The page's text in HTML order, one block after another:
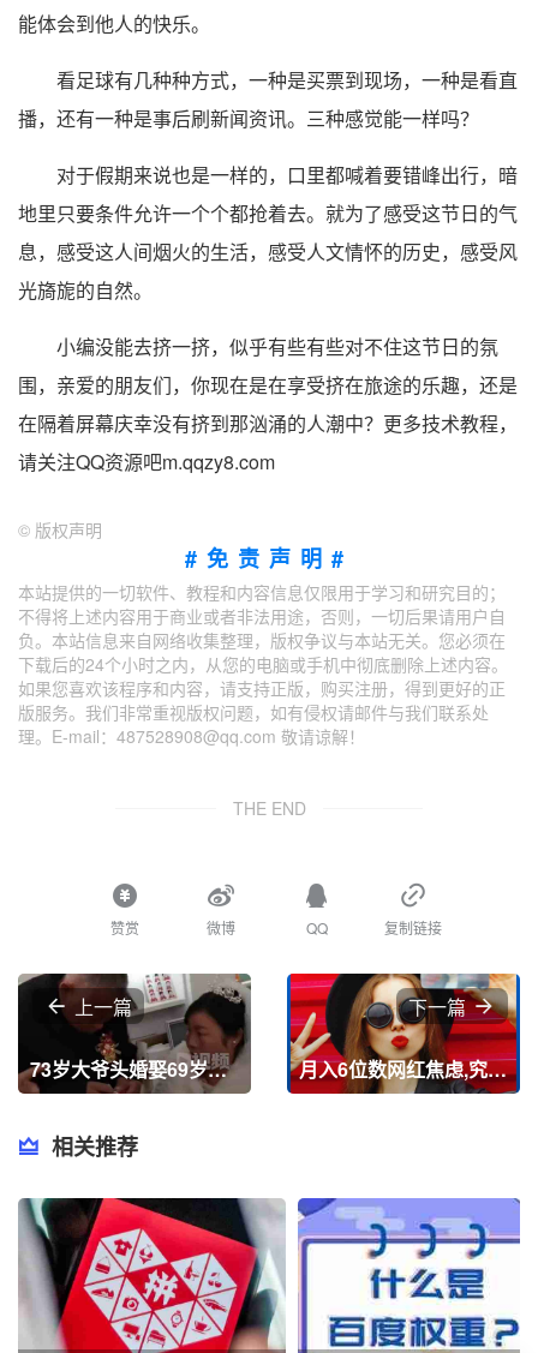
能体会到他人的快乐。
看足球有几种种方式，一种是买票到现场，一种是看直
播，还有一种是事后刷新闻资讯。三种感觉能一样吗？
对于假期来说也是一样的，口里都喊着要错峰出行，暗
地里只要条件允许一个个都抢着去。就为了感受这节日的气
息，感受这人间烟火的生活，感受人文情怀的历史，感受风
光旖旎的自然。
小编没能去挤一挤，似乎有些有些对不住这节日的氛
围，亲爱的朋友们，你现在是在享受挤在旅途的乐趣，还是
在隔着屏幕庆幸没有挤到那汹涌的人潮中？更多技术教程，
请关注QQ资源吧m.qqzy8.com
© 版权声明
#免责声明#
本站提供的一切软件、教程和内容信息仅限用于学习和研究目的；
不得将上述内容用于商业或者非法用途，否则，一切后果请用户自
负。本站信息来自网络收集整理，版权争议与本站无关。您必须在
下载后的24个小时之内，从您的电脑或手机中彻底删除上述内容。
如果您喜欢该程序和内容，请支持正版，购买注册，得到更好的正
版服务。我们非常重视版权问题，如有侵权请邮件与我们联系处
理。E-mail：487528908@qq.com 敬请谅解！
THE END
赞赏 微博 QQ 复制链接
上一篇
73岁大爷头婚娶69岁大妈,究竟是怎么一回事?
下一篇
月入6位数网红焦虑,究竟是怎么一回事?
相关推荐